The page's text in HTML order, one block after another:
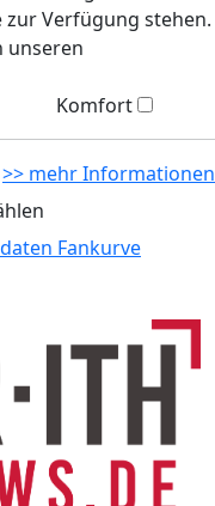
Verfügung stehen.
unseren
Komfort
>> mehr Informationen
Fankurve